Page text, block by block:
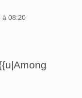
à 08:20